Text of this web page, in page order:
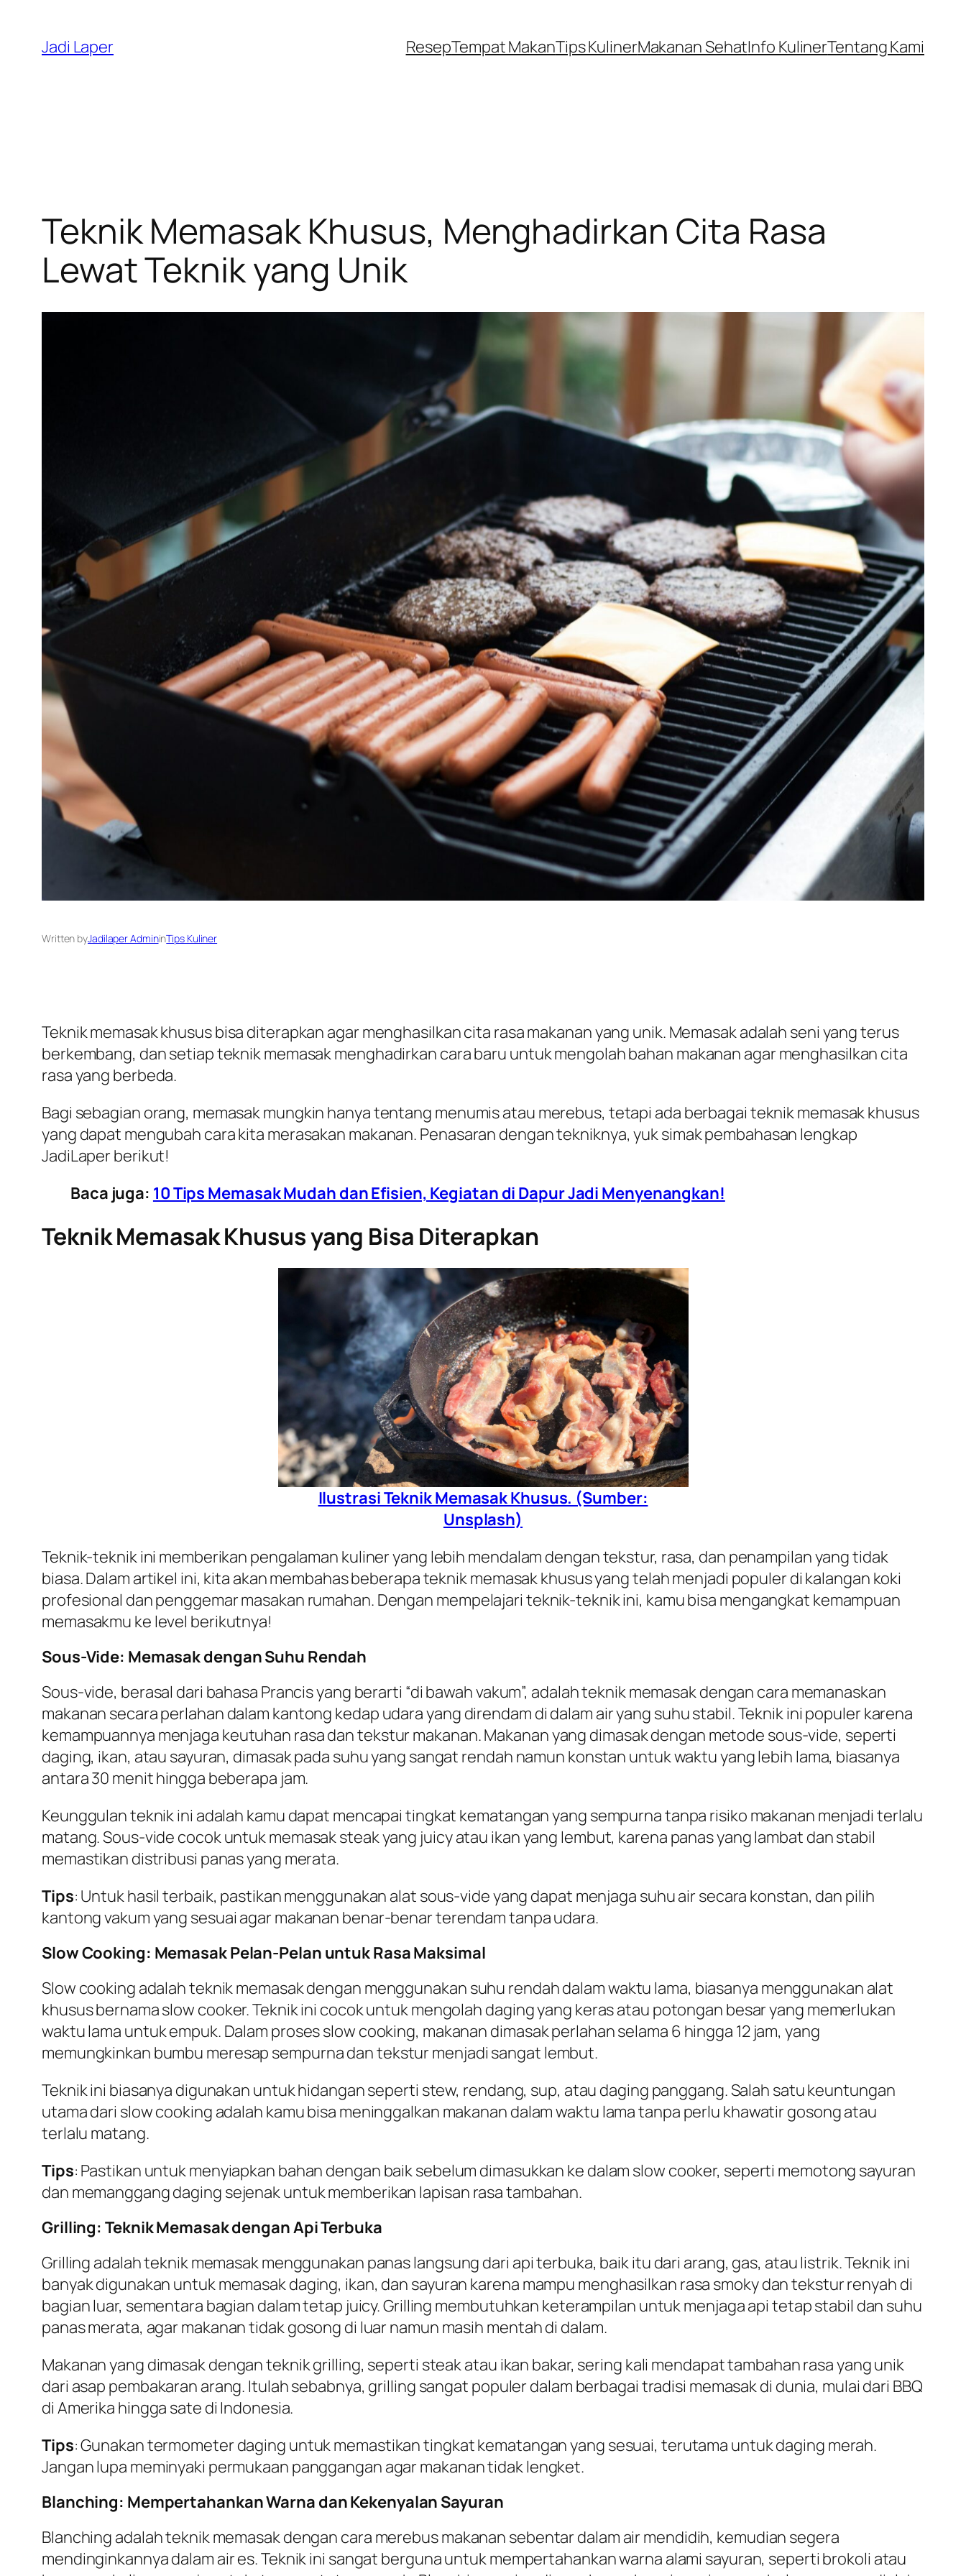
content
Jadi Laper ResepTempat MakanTips KulinerMakanan SehatInfo KulinerTentang Kami
Teknik Memasak Khusus, Menghadirkan Cita Rasa
Lewat Teknik yang Unik
Written byJadilaper AdmininTips Kuliner
Teknik memasak khusus bisa diterapkan agar menghasilkan cita rasa makanan yang unik. Memasak adalah seni yang terus
berkembang, dan setiap teknik memasak menghadirkan cara baru untuk mengolah bahan makanan agar menghasilkan cita
rasa yang berbeda.
Bagi sebagian orang, memasak mungkin hanya tentang menumis atau merebus, tetapi ada berbagai teknik memasak khusus
yang dapat mengubah cara kita merasakan makanan. Penasaran dengan tekniknya, yuk simak pembahasan lengkap
JadiLaper berikut!
Baca juga: 10 Tips Memasak Mudah dan Efisien, Kegiatan di Dapur Jadi Menyenangkan!
Teknik Memasak Khusus yang Bisa Diterapkan
Ilustrasi Teknik Memasak Khusus. (Sumber:
Unsplash)
Teknik-teknik ini memberikan pengalaman kuliner yang lebih mendalam dengan tekstur, rasa, dan penampilan yang tidak
biasa. Dalam artikel ini, kita akan membahas beberapa teknik memasak khusus yang telah menjadi populer di kalangan koki
profesional dan penggemar masakan rumahan. Dengan mempelajari teknik-teknik ini, kamu bisa mengangkat kemampuan
memasakmu ke level berikutnya!
Sous-Vide: Memasak dengan Suhu Rendah
Sous-vide, berasal dari bahasa Prancis yang berarti “di bawah vakum”, adalah teknik memasak dengan cara memanaskan
makanan secara perlahan dalam kantong kedap udara yang direndam di dalam air yang suhu stabil. Teknik ini populer karena
kemampuannya menjaga keutuhan rasa dan tekstur makanan. Makanan yang dimasak dengan metode sous-vide, seperti
daging, ikan, atau sayuran, dimasak pada suhu yang sangat rendah namun konstan untuk waktu yang lebih lama, biasanya
antara 30 menit hingga beberapa jam.
Keunggulan teknik ini adalah kamu dapat mencapai tingkat kematangan yang sempurna tanpa risiko makanan menjadi terlalu
matang. Sous-vide cocok untuk memasak steak yang juicy atau ikan yang lembut, karena panas yang lambat dan stabil
memastikan distribusi panas yang merata.
Tips: Untuk hasil terbaik, pastikan menggunakan alat sous-vide yang dapat menjaga suhu air secara konstan, dan pilih
kantong vakum yang sesuai agar makanan benar-benar terendam tanpa udara.
Slow Cooking: Memasak Pelan-Pelan untuk Rasa Maksimal
Slow cooking adalah teknik memasak dengan menggunakan suhu rendah dalam waktu lama, biasanya menggunakan alat
khusus bernama slow cooker. Teknik ini cocok untuk mengolah daging yang keras atau potongan besar yang memerlukan
waktu lama untuk empuk. Dalam proses slow cooking, makanan dimasak perlahan selama 6 hingga 12 jam, yang
memungkinkan bumbu meresap sempurna dan tekstur menjadi sangat lembut.
Teknik ini biasanya digunakan untuk hidangan seperti stew, rendang, sup, atau daging panggang. Salah satu keuntungan
utama dari slow cooking adalah kamu bisa meninggalkan makanan dalam waktu lama tanpa perlu khawatir gosong atau
terlalu matang.
Tips: Pastikan untuk menyiapkan bahan dengan baik sebelum dimasukkan ke dalam slow cooker, seperti memotong sayuran
dan memanggang daging sejenak untuk memberikan lapisan rasa tambahan.
Grilling: Teknik Memasak dengan Api Terbuka
Grilling adalah teknik memasak menggunakan panas langsung dari api terbuka, baik itu dari arang, gas, atau listrik. Teknik ini
banyak digunakan untuk memasak daging, ikan, dan sayuran karena mampu menghasilkan rasa smoky dan tekstur renyah di
bagian luar, sementara bagian dalam tetap juicy. Grilling membutuhkan keterampilan untuk menjaga api tetap stabil dan suhu
panas merata, agar makanan tidak gosong di luar namun masih mentah di dalam.
Makanan yang dimasak dengan teknik grilling, seperti steak atau ikan bakar, sering kali mendapat tambahan rasa yang unik
dari asap pembakaran arang. Itulah sebabnya, grilling sangat populer dalam berbagai tradisi memasak di dunia, mulai dari BBQ
di Amerika hingga sate di Indonesia.
Tips: Gunakan termometer daging untuk memastikan tingkat kematangan yang sesuai, terutama untuk daging merah.
Jangan lupa meminyaki permukaan panggangan agar makanan tidak lengket.
Blanching: Mempertahankan Warna dan Kekenyalan Sayuran
Blanching adalah teknik memasak dengan cara merebus makanan sebentar dalam air mendidih, kemudian segera
mendinginkannya dalam air es. Teknik ini sangat berguna untuk mempertahankan warna alami sayuran, seperti brokoli atau